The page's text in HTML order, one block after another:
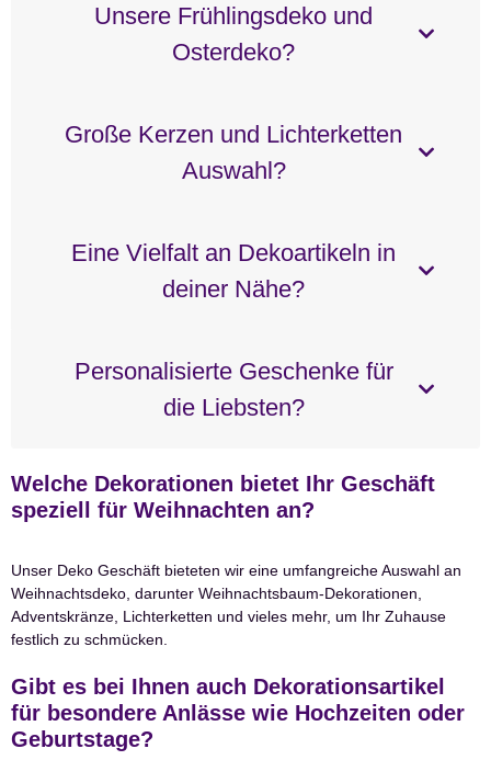
Unsere Frühlingsdeko und
Osterdeko?
Große Kerzen und Lichterketten
Auswahl?
Eine Vielfalt an Dekoartikeln in
deiner Nähe?
Personalisierte Geschenke für
die Liebsten?
Welche Dekorationen bietet Ihr Geschäft
speziell für Weihnachten an?
Unser Deko Geschäft bieteten wir eine umfangreiche Auswahl an
Weihnachtsdeko, darunter Weihnachtsbaum-Dekorationen,
Adventskränze, Lichterketten und vieles mehr, um Ihr Zuhause
festlich zu schmücken.
Gibt es bei Ihnen auch Dekorationsartikel
für besondere Anlässe wie Hochzeiten oder
Geburtstage?